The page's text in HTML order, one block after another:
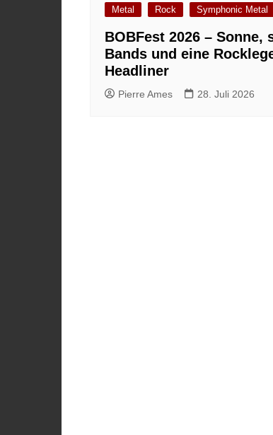
Metal
Rock Symphonic Metal
BOBFest 2026 – Sonne,
Bands und eine
Headliner
Pierre Ames 28. Juli 2026